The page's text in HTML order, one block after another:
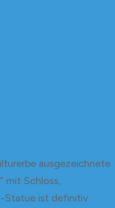
ausgezeichnete
mit Schloss,
Statue ist definitiv